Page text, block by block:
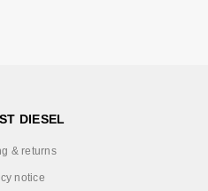
DIESEL
& returns
notice